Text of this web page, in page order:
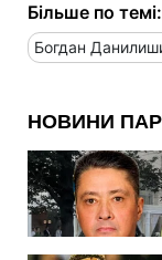
Більше по темі:
Богдан